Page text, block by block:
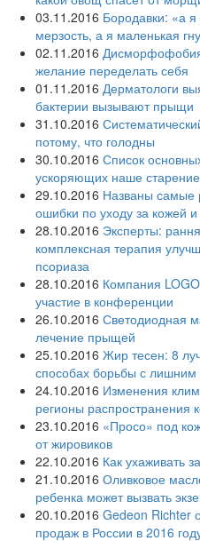
03.11.2016 Бородавки: «а
мерзость, а я маленькая
02.11.2016
желание переделать себя
01.11.2016 Дерматологи
бактерии вызывают прыщи
31.10.2016
потому, что голодны
30.10.2016 Список
ускоряющих наше старение
29.10.2016 Названы самые
ошибки по уходу за кожей
28.10.2016 Эксперты:
комплексная терапия
псориаза
28.10.2016 Компания
участие в конференции
26.10.2016 Светодиодная
лечение прыщей
25.10.2016 Жир тесен: 8
способах борьбы с лишним
24.10.2016 Изменения
регионы распространения
23.10.2016 «Просо» под
от жировиков
22.10.2016 Как ухаживать
21.10.2016 Оливковое
ребенка может вызвать
20.10.2016 Gedeon Richter
продаж в России в 2016